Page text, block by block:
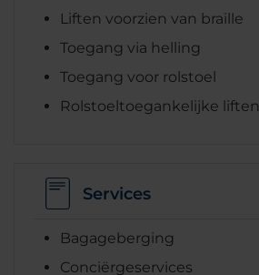
Liften voorzien van braille
Toegang via helling
Toegang voor rolstoel
Rolstoeltoegankelijke liften
Services
Bagageberging
Conciërgeservices